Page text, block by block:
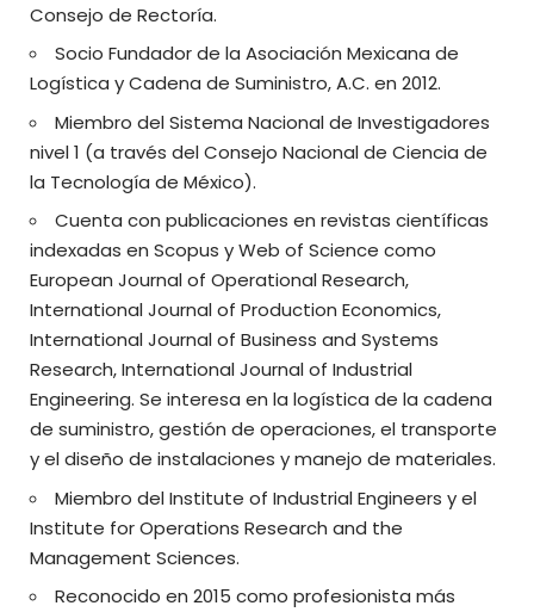
Consejo de Rectoría.
Socio Fundador de la Asociación Mexicana de
Logística y Cadena de Suministro, A.C. en 2012.
Miembro del Sistema Nacional de Investigadores
nivel 1 (a través del Consejo Nacional de Ciencia de
la Tecnología de México).
Cuenta con publicaciones en revistas científicas
indexadas en Scopus y Web of Science como
European Journal of Operational Research,
International Journal of Production Economics,
International Journal of Business and Systems
Research, International Journal of Industrial
Engineering. Se interesa en la logística de la cadena
de suministro, gestión de operaciones, el transporte
y el diseño de instalaciones y manejo de materiales.
Miembro del Institute of Industrial Engineers y el
Institute for Operations Research and the
Management Sciences.
Reconocido en 2015 como profesionista más